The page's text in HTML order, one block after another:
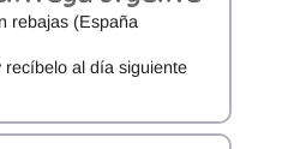
rebajas (España
recíbelo al día siguiente